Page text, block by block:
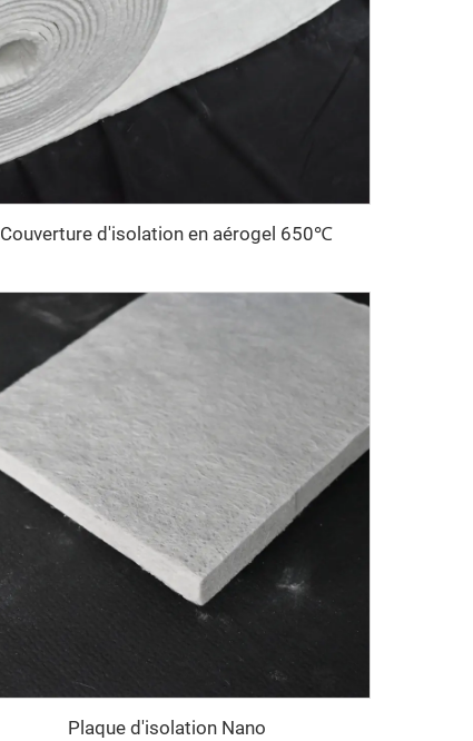
Couverture d'isolation en aérogel 650℃
Plaque d'isolation Nano